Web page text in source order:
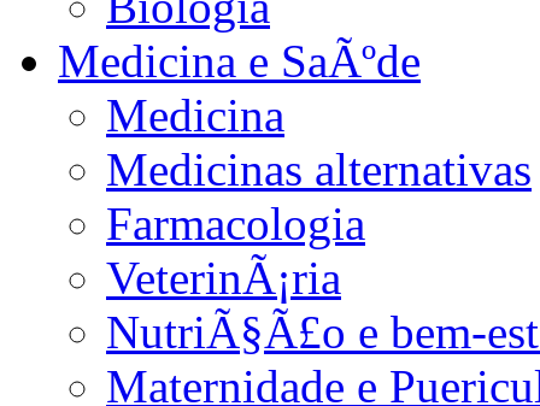
Medicina e SaÃºde
Medicina
Medicinas alternativas
Farmacologia
VeterinÃ¡ria
NutriÃ§Ã£o e bem-
Maternidade e